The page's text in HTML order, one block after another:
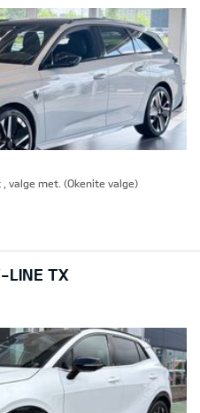
, valge met. (Okenite valge)
LINE TX